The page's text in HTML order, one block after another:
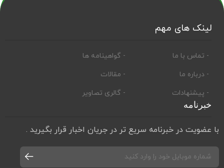
لینک های مهم
- تماس با ما
- درباره ما
- پیشنهادات
- گواهینامه ها
- مقالات
- گالری تصاویر
خبرنامه
با عضویت در خبرنامه سریع تر در جریان اخبار قرار بگیرید .